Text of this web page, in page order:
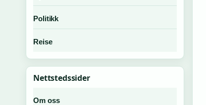
Politikk
Reise
Nettstedssider
Om oss